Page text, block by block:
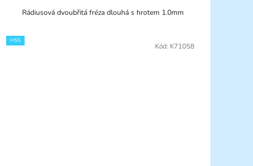
Rádiusová dvoubřitá fréza dlouhá s hrotem 1.0mm
HSS
Kód: K71058